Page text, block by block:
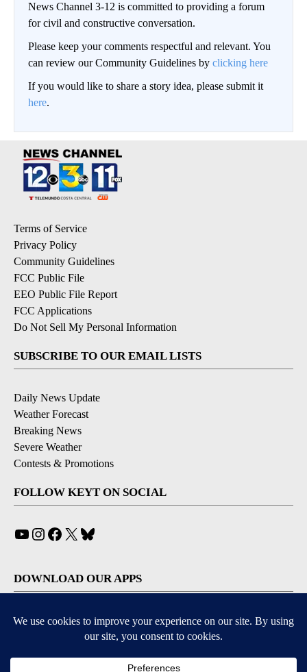
News Channel 3-12 is committed to providing a forum
for civil and constructive conversation.
Please keep your comments respectful and relevant. You
can review our Community Guidelines by clicking here
If you would like to share a story idea, please submit it
here.
Terms of Service
Privacy Policy
Community Guidelines
FCC Public File
EEO Public File Report
FCC Applications
Do Not Sell My Personal Information
SUBSCRIBE TO OUR EMAIL LISTS
Daily News Update
Weather Forecast
Breaking News
Severe Weather
Contests & Promotions
FOLLOW KEYT ON SOCIAL
YouTube
Instagram
Facebook
X
DOWNLOAD OUR APPS
Available for iOS and Android